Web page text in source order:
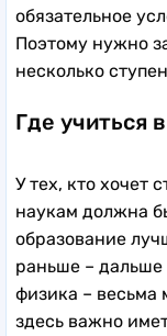
обязательное
Поэтому нужно
несколько
Где учиться
У тех, кто хочет
наукам должна
образование
раньше – дальше
физика – весьма
здесь важно